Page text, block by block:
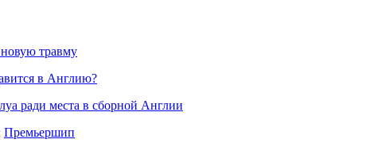
травму
в Англию?
ради места в сборной Англии
Премьершип